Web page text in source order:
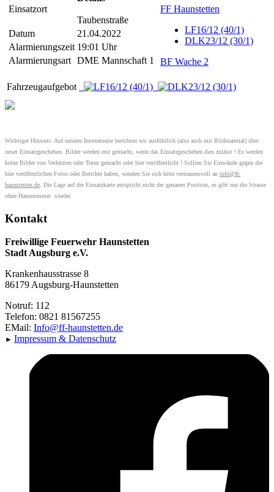
Einsatzort
Taubenstraße
Datum
21.04.2022
Alarmierungszeit 19:01 Uhr
Alarmierungsart DME Mannschaft 1
FF Haunstetten
LF16/12 (40/1)
DLK23/12 (30/1)
BF Wache 2
Fahrzeugaufgebot
Wichtiger Hinweis: Auf unserer Internetseite berichten wir ausführlich (also auch mit Bildmaterial) über
unser Einsatzgeschehen. Bilder werden erst gemacht, wenn das Einsatzgeschehen dies zulässt ! Es werden
keine Bilder von Verletzten oder Toten gemacht oder hier veröffentlicht ! Sollten Sie Einwände gegen die
hier veröffentlichen Fotos oder Berichte haben, wenden Sie sich bitte vertrauensvoll an info@ff-
haunstetten.de . Die Lage auf der Einsatzkarte entspricht nicht der genauen Position, es gibt nur die Strasse
ohne Hausnummer wieder.
Kontakt
Freiwillige Feuerwehr Haunstetten
Stadt Augsburg e.V.
Krankenhausstrasse 8
86179 Augsburg-Haunstetten
Notruf: 112
Telefon: 0821 81567255
EMail: Info@ff-haunstetten.de
► Impressum & Datenschutz